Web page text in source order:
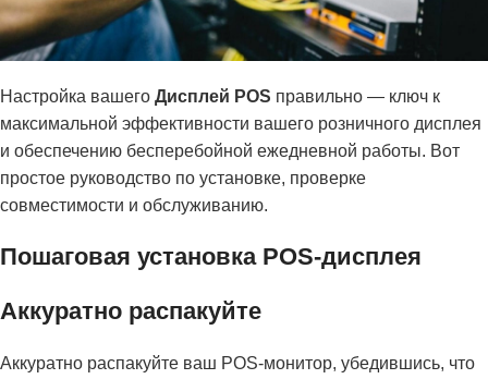
Настройка вашего Дисплей POS правильно — ключ к
максимальной эффективности вашего розничного дисплея
и обеспечению бесперебойной ежедневной работы. Вот
простое руководство по установке, проверке
совместимости и обслуживанию.
Пошаговая установка POS-дисплея
Аккуратно распакуйте
Аккуратно распакуйте ваш POS-монитор, убедившись, что